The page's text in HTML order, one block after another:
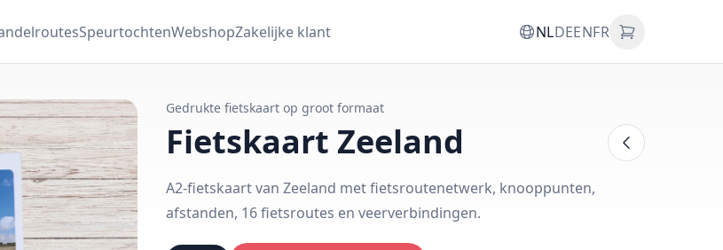
SpeurtochtenWebshopZakelijke klant NLDEENFR
Gedrukte fietskaart op groot formaat
Fietskaart Zeeland
A2-fietskaart van Zeeland met fietsroutenetwerk, knooppunten,
afstanden, 16 fietsroutes en veerverbindingen.